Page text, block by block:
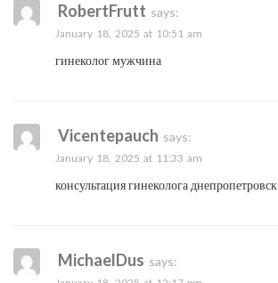
RobertFrutt says:
January 18, 2025 at 10:51 am
гинеколог мужчина
Vicentepauch says:
January 18, 2025 at 11:33 am
консультация гинеколога днепропетровск
MichaelDus says: